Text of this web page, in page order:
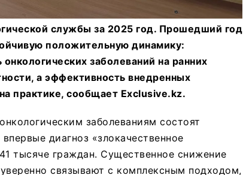
службы за 2025 год. Прошедший год
положительную динамику:
заболеваний на ранних
а эффективность внедренных
практике, сообщает Exclusive.kz.
заболеваниям состоят
диагноз «злокачественное
тысяче граждан. Существенное снижение
связывают с комплексным подходом,